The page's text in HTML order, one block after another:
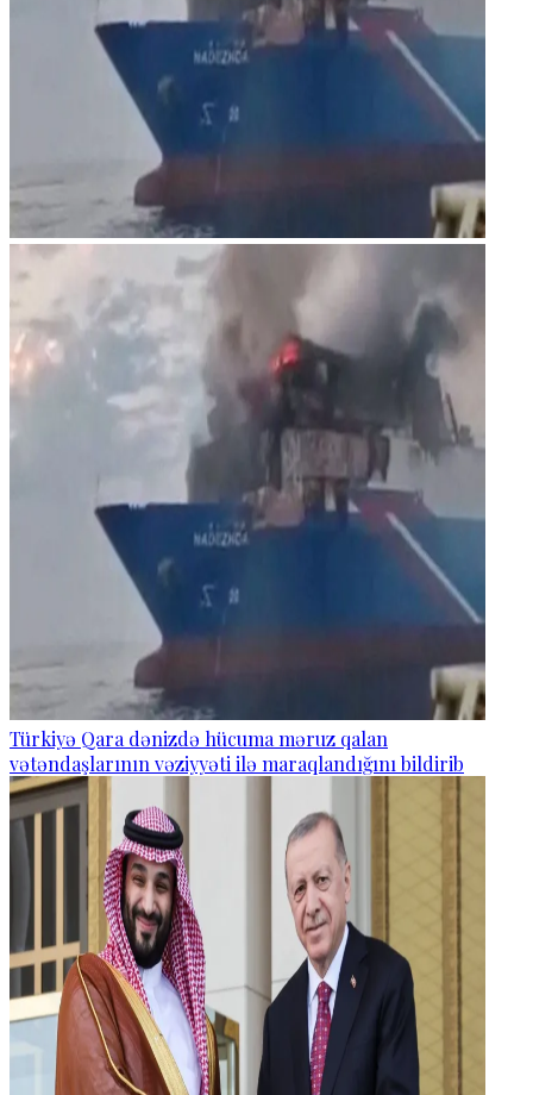
Türkiyə Qara dənizdə hücuma məruz qalan
vətəndaşlarının vəziyyəti ilə maraqlandığını bildirib